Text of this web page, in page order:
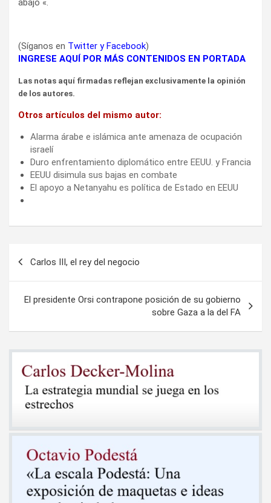
abajo «.
(Síganos en Twitter yFacebook)
INGRESE AQUÍ POR MÁS CONTENIDOS EN PORTADA
Las notas aquí firmadas reflejan exclusivamente la opinión
de los autores.
Otros artículos del mismo autor:
Alarma árabe e islámica ante amenaza de ocupación
israelí
Duro enfrentamiento diplomático entre EEUU. y Francia
EEUU disimula sus bajas en combate
El apoyo a Netanyahu es política de Estado en EEUU
entradas
Carlos III, el rey del negocio
El presidente Orsi contrapone posición de su gobierno
sobre Gaza a la del FA